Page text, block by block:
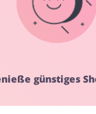
günstiges